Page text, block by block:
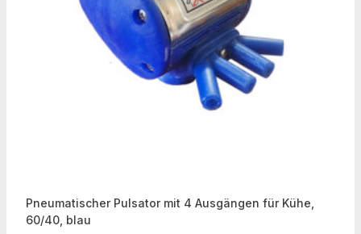
Pneumatischer Pulsator mit 4 Ausgängen für Kühe,
60/40, blau